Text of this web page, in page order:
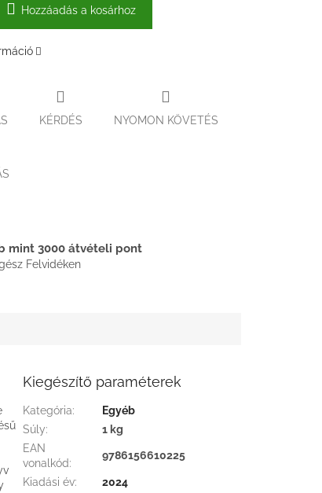
Hozzáadás a kosárhoz
KÉRDÉS NYOMON KÖVETÉS
mint 3000 átvételi pont
Felvidéken
Kiegészítő paraméterek
Kategória:
Egyéb
Súly:
1 kg
EAN
vonalkód:
9786156610225
Kiadási év:
2024